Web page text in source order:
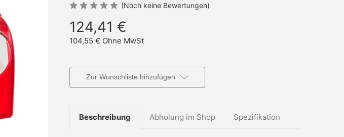
(Noch keine Bewertungen)
124,41 €
104,55 € Ohne MwSt
Zur Wunschliste hinzufügen
Beschreibung Abholung im Shop Spezifikation